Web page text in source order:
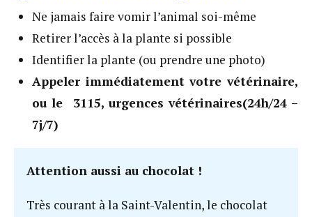
Ne jamais faire vomir l’animal soi-même
Retirer l’accès à la plante si possible
Identifier la plante (ou prendre une photo)
Appeler immédiatement votre vétérinaire,
ou le 3115, urgences vétérinaires(24h/24 –
7j/7)
Attention aussi au chocolat !
Très courant à la Saint-Valentin, le chocolat